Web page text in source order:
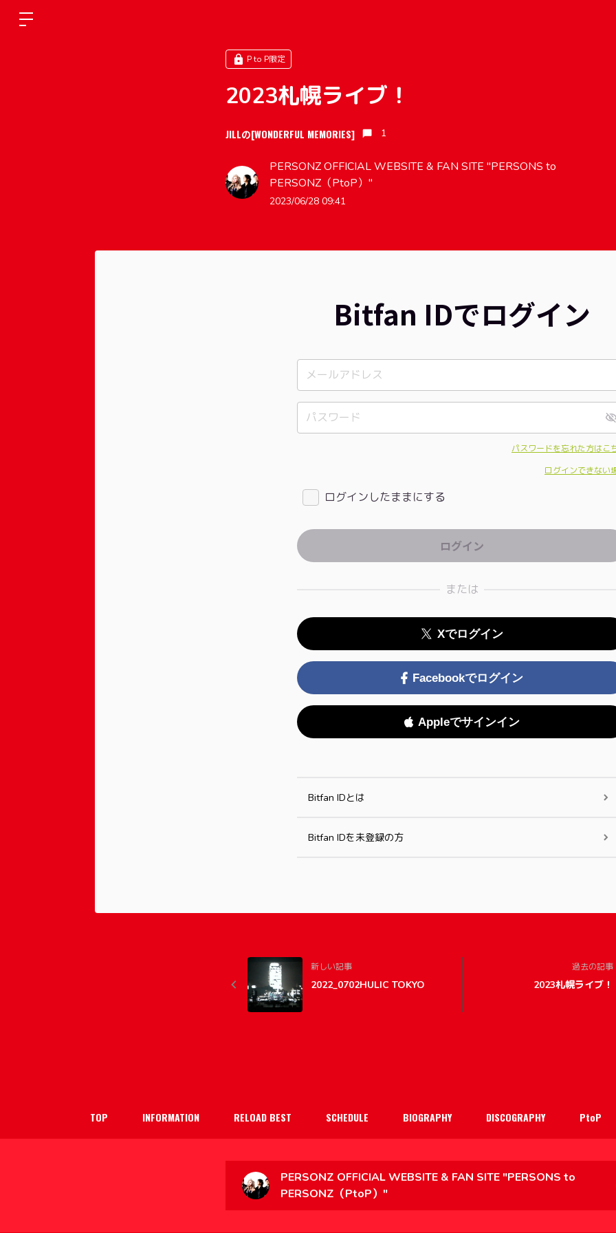
P to P限定
2023札幌ライブ！
JILLの[WONDERFUL MEMORIES] 1
PERSONZ OFFICIAL WEBSITE & FAN SITE "PERSONS to
PERSONZ（PtoP）"
2023/06/28 09:41
Bitfan IDでログイン
パスワードを忘れた方はこ
ログインできない
ログインしたままにする
または
Xでログイン
Facebookでログイン
Appleでサインイン
Bitfan IDとは
Bitfan IDを未登録の方
新しい記事
2022_0702HULIC TOKYO
過去の記事
2023札幌ライブ！
TOP INFORMATION RELOAD BEST SCHEDULE BIOGRAPHY DISCOGRAPHY PtoP
PERSONZ OFFICIAL WEBSITE & FAN SITE "PERSONS to
PERSONZ（PtoP）"